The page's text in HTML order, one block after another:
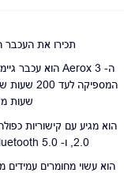
האם ניתן לחלק תשלומים?
האם ניתן להחזיר מוצר?
תכירו את העכבר
שעות משחק
2.0, ו- Bluetooth 5.0 לחיבור מהיר ונייד מכל מקום, גם בלי הדונגל.
הוא עשוי מחומרים עמידים